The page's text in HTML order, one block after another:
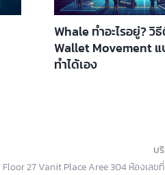
Whale ทำอะไรอยู่?
Wallet Movement
ทำได้เอง
บ
Floor 27 Vanit Place Aree 304 ห้องเลข